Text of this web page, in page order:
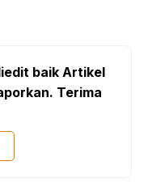
baik Artikel
Terima